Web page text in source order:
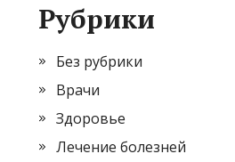
Рубрики
Без рубрики
Врачи
Здоровье
Лечение болезней